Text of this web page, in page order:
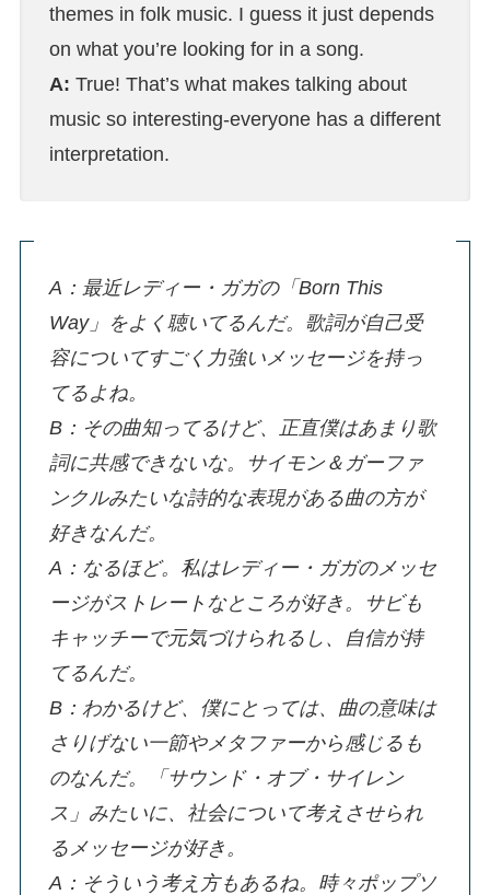
themes in folk music. I guess it just depends
on what you’re looking for in a song.
A: True! That’s what makes talking about
music so interesting-everyone has a different
interpretation.
A：最近レディー・ガガの「Born This
Way」をよく聴いてるんだ。歌詞が自己受
容についてすごく力強いメッセージを持っ
てるよね。
B：その曲知ってるけど、正直僕はあまり歌
詞に共感できないな。サイモン＆ガーファ
ンクルみたいな詩的な表現がある曲の方が
好きなんだ。
A：なるほど。私はレディー・ガガのメッセ
ージがストレートなところが好き。サビも
キャッチーで元気づけられるし、自信が持
てるんだ。
B：わかるけど、僕にとっては、曲の意味は
さりげない一節やメタファーから感じるも
のなんだ。「サウンド・オブ・サイレン
ス」みたいに、社会について考えさせられ
るメッセージが好き。
A：そういう考え方もあるね。時々ポップソ